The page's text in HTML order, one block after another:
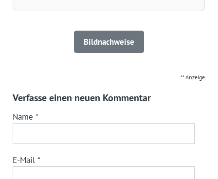
Bildnachweise
** Anzeige
Verfasse einen neuen Kommentar
Name *
E-Mail *